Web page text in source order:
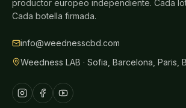
productor europeo independiente. Cada
Cada botella firmada.
info@weednesscbd.com
Weedness LAB · Sofia, Barcelona, Paris,